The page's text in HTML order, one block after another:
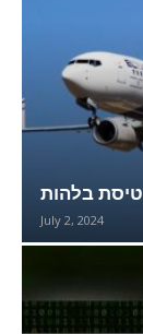
טיסת בלהות
July 2, 2024